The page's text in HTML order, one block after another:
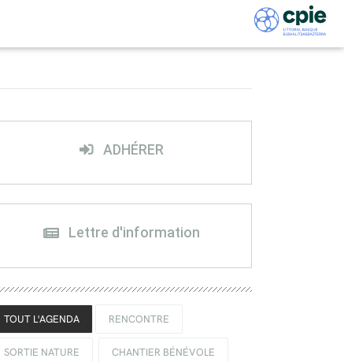
ADHÉRER
Lettre d'information
TOUT L'AGENDA RENCONTRE
SORTIE NATURE CHANTIER BÉNÉVOLE